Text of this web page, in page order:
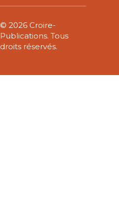
© 2026 Croire-
Publications. Tous
droits réservés.